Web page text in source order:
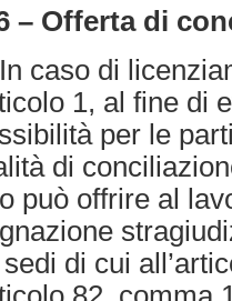
– Offerta di
di
1, al fine di
per le
di
può offrire al
di cui